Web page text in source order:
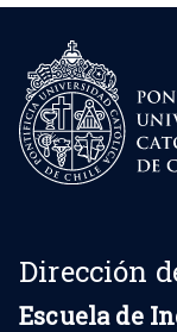
Dirección
Escuela de